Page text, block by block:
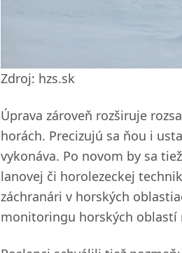
Zdroj: hzs.sk
Úprava zároveň rozširuje
horách. Precizujú sa ňou i
vykonáva. Po novom by sa
lanovej či horolezeckej
záchranári v horských
monitoringu horských oblastí